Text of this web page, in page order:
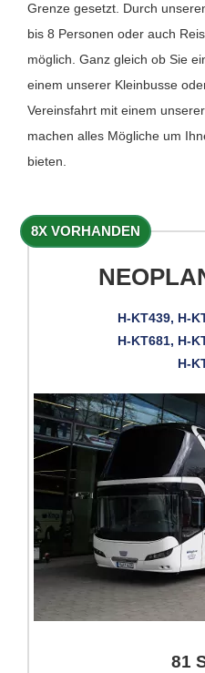
Grenze gesetzt. Durch
bis 8 Personen oder auch
möglich. Ganz gleich ob Sie
einem unserer Kleinbusse
Vereinsfahrt mit einem
machen alles Mögliche um
bieten.
8X VORHANDEN
H-KT439, H-
H-KT681, H-
H-
81